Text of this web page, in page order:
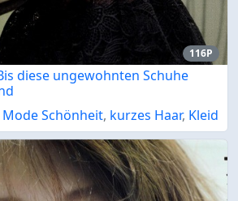
116P
diese ungewohnten Schuhe
Mode Schönheit, kurzes Haar, Kleid